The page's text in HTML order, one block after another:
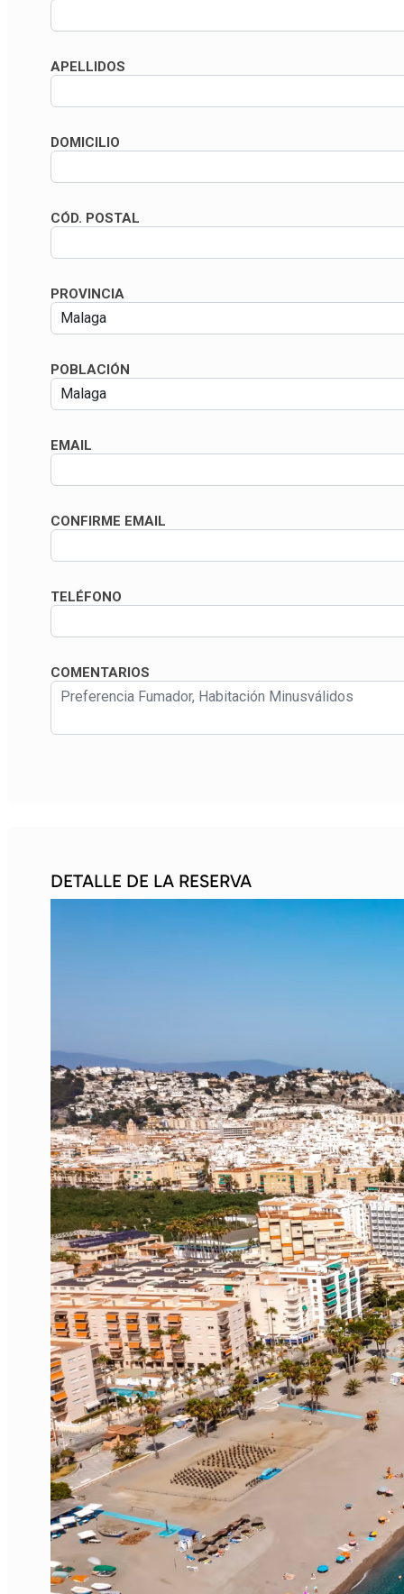
APELLIDOS
DOMICILIO
CÓD. POSTAL
PROVINCIA
POBLACIÓN
EMAIL
CONFIRME EMAIL
TELÉFONO
COMENTARIOS
DETALLE DE LA RESERVA